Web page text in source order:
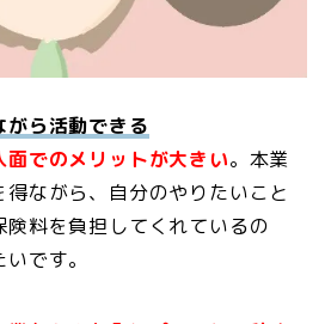
ら活動できる
面でのメリットが大きい。本業
ながら、自分のやりたいこと
料を負担してくれているの
です。